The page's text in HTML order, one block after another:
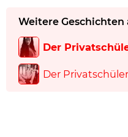
Weitere Geschichten
Der
Der